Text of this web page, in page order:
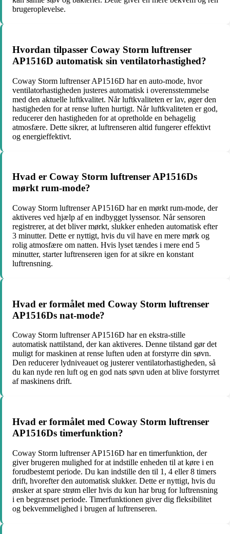
brugeroplevelse.
Hvordan tilpasser Coway Storm luftrenser
AP1516D automatisk sin ventilatorhastighed?
Coway Storm luftrenser AP1516D har en auto-mode, hvor
ventilatorhastigheden justeres automatisk i overensstemmelse
med den aktuelle luftkvalitet. Når luftkvaliteten er lav, øger den
hastigheden for at rense luften hurtigt. Når luftkvaliteten er god,
reducerer den hastigheden for at opretholde en behagelig
atmosfære. Dette sikrer, at luftrenseren altid fungerer effektivt
og energieffektivt.
Hvad er Coway Storm luftrenser AP1516Ds
mørkt rum-mode?
Coway Storm luftrenser AP1516D har en mørkt rum-mode, der
aktiveres ved hjælp af en indbygget lyssensor. Når sensoren
registrerer, at det bliver mørkt, slukker enheden automatisk efter
3 minutter. Dette er nyttigt, hvis du vil have en mere mørk og
rolig atmosfære om natten. Hvis lyset tændes i mere end 5
minutter, starter luftrenseren igen for at sikre en konstant
luftrensning.
Hvad er formålet med Coway Storm luftrenser
AP1516Ds nat-mode?
Coway Storm luftrenser AP1516D har en ekstra-stille
automatisk nattilstand, der kan aktiveres. Denne tilstand gør det
muligt for maskinen at rense luften uden at forstyrre din søvn.
Den reducerer lydniveauet og justerer ventilatorhastigheden, så
du kan nyde ren luft og en god nats søvn uden at blive forstyrret
af maskinens drift.
Hvad er formålet med Coway Storm luftrenser
AP1516Ds timerfunktion?
Coway Storm luftrenser AP1516D har en timerfunktion, der
giver brugeren mulighed for at indstille enheden til at køre i en
forudbestemt periode. Du kan indstille den til 1, 4 eller 8 timers
drift, hvorefter den automatisk slukker. Dette er nyttigt, hvis du
ønsker at spare strøm eller hvis du kun har brug for luftrensning
i en begrænset periode. Timerfunktionen giver dig fleksibilitet
og bekvemmelighed i brugen af luftrenseren.